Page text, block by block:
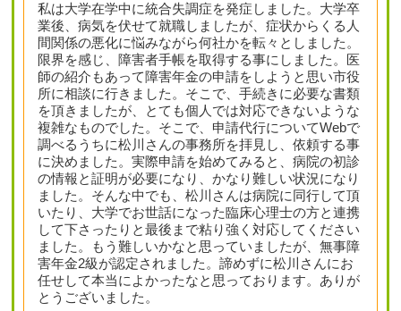
私は大学在学中に統合失調症を発症しました。大学卒
業後、病気を伏せて就職しましたが、症状からくる人
間関係の悪化に悩みながら何社かを転々としました。
限界を感じ、障害者手帳を取得する事にしました。医
師の紹介もあって障害年金の申請をしようと思い市役
所に相談に行きました。そこで、手続きに必要な書類
を頂きましたが、とても個人では対応できないような
複雑なものでした。そこで、申請代行についてWebで
調べるうちに松川さんの事務所を拝見し、依頼する事
に決めました。実際申請を始めてみると、病院の初診
の情報と証明が必要になり、かなり難しい状況になり
ました。そんな中でも、松川さんは病院に同行して頂
いたり、大学でお世話になった臨床心理士の方と連携
して下さったりと最後まで粘り強く対応してください
ました。もう難しいかなと思っていましたが、無事障
害年金2級が認定されました。諦めずに松川さんにお
任せして本当によかったなと思っております。ありが
とうございました。